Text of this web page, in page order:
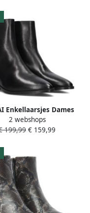
Enkellaarsjes Dames
Baker Maat: 39
Leer Kleur: Zwart
2 webshops
199,99 € 159,99